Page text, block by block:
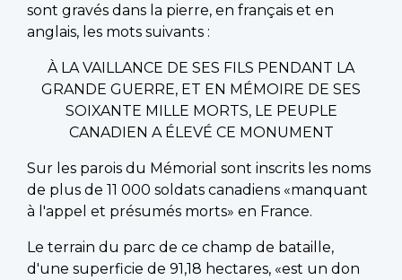
sont gravés dans la pierre, en français et en
anglais, les mots suivants :
À LA VAILLANCE DE SES FILS PENDANT LA
GRANDE GUERRE, ET EN MÉMOIRE DE SES
SOIXANTE MILLE MORTS, LE PEUPLE
CANADIEN A ÉLEVÉ CE MONUMENT
Sur les parois du Mémorial sont inscrits les noms
de plus de 11 000 soldats canadiens «manquant
à l'appel et présumés morts» en France.
Le terrain du parc de ce champ de bataille,
d'une superficie de 91,18 hectares, «est un don